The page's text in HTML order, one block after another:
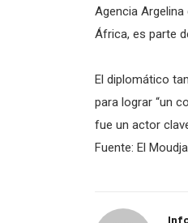
Agencia
África, es parte
El diplomático
para lograr “un
fue un actor
Fuente: El